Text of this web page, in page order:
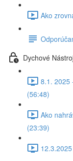
Ako
Dychové
8.1. 2025
(56:48)
Ako
(23:39)